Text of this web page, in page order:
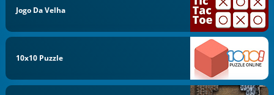
Jogo Da Velha
10x10 Puzzle